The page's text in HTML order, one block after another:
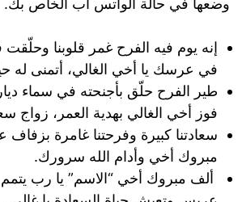
وضعها في حالة الواتس اب الخاص بك.
إنه يوم فيه الفرح غمر قلوبنا وحلّقت
في عرسك يا أخي الغالي، أتمنى له
طير الفرح حلّق بأجنحته في سماء
فوز أخي الغالي بهدية العمر، زواج
سعادتنا كبيرة وفرحتنا غامرة بزفاف
مبروك أخي وأدام الله سرورك.
ألف مبروك أخي “الاسم” يا رب